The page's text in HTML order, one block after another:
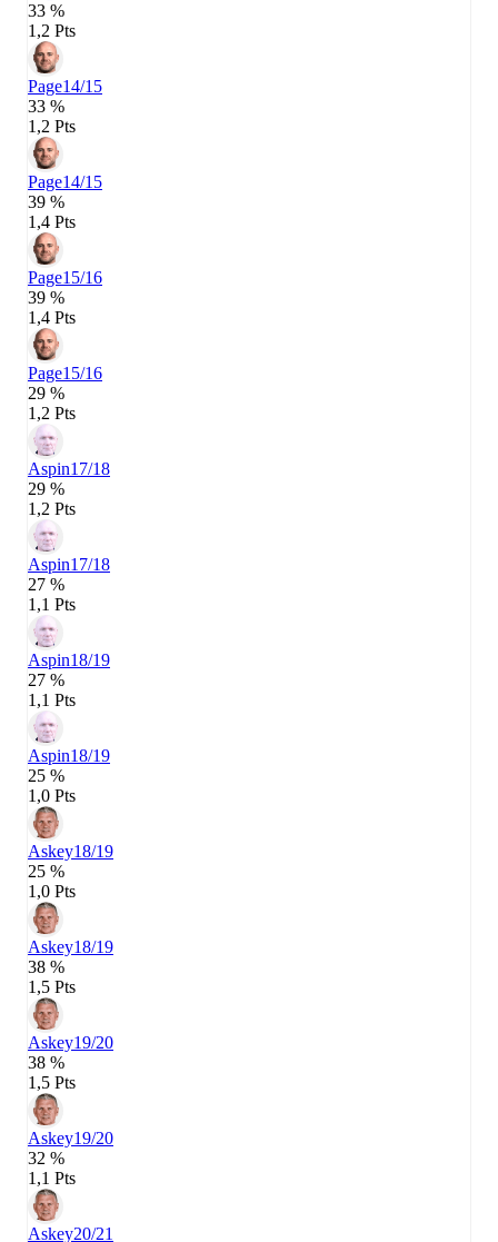
33 %
1,2 Pts
Page14/15
33 %
1,2 Pts
Page14/15
39 %
1,4 Pts
Page15/16
39 %
1,4 Pts
Page15/16
29 %
1,2 Pts
Aspin17/18
29 %
1,2 Pts
Aspin17/18
27 %
1,1 Pts
Aspin18/19
27 %
1,1 Pts
Aspin18/19
25 %
1,0 Pts
Askey18/19
25 %
1,0 Pts
Askey18/19
38 %
1,5 Pts
Askey19/20
38 %
1,5 Pts
Askey19/20
32 %
1,1 Pts
Askey20/21